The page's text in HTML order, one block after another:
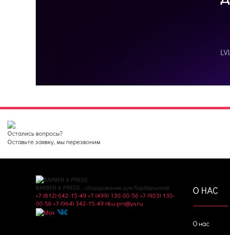
Остались вопросы?
Оставьте заявку, мы перезвоним
BARBER-X-PRESS - оборудование для барбершопов
+7 (812) 642-15-49 +7 (499) 130-00-56 +7 (903) 130-
00-56 +7 (964) 342-15-49 nbu-pro@ya.ru
О НАС
О нас